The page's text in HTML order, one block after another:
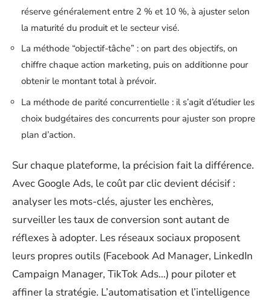
réserve généralement entre 2 % et 10 %, à ajuster selon
la maturité du produit et le secteur visé.
La méthode “objectif-tâche” : on part des objectifs, on
chiffre chaque action marketing, puis on additionne pour
obtenir le montant total à prévoir.
La méthode de parité concurrentielle : il s’agit d’étudier les
choix budgétaires des concurrents pour ajuster son propre
plan d’action.
Sur chaque plateforme, la précision fait la différence.
Avec Google Ads, le coût par clic devient décisif :
analyser les mots-clés, ajuster les enchères,
surveiller les taux de conversion sont autant de
réflexes à adopter. Les réseaux sociaux proposent
leurs propres outils (Facebook Ad Manager, LinkedIn
Campaign Manager, TikTok Ads…) pour piloter et
affiner la stratégie. L’automatisation et l’intelligence